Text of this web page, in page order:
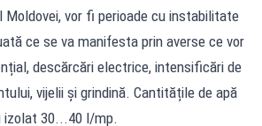
Moldovei, vor fi perioade cu instabilitate
ce se va manifesta prin averse ce vor
descărcări electrice, intensificări de
vijelii și grindină. Cantitățile de apă
izolat 30...40 l/mp.